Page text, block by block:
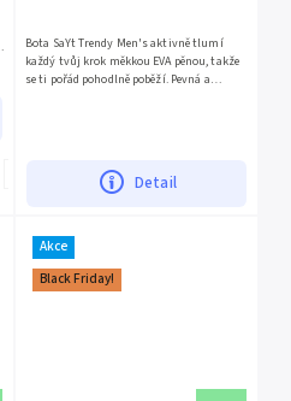
EU 40 EU 41
Detail
Bota SaYt Trendy Men's aktivně tlumí
každý tvůj krok měkkou EVA pěnou, takže
se ti pořád pohodlně poběží. Pevná a
Akce
Black Friday!